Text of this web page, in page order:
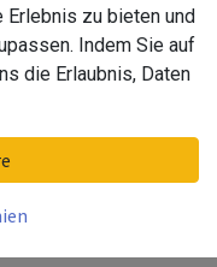
Max,
zu bieten und
Indem Sie auf
die Erlaubnis, Daten